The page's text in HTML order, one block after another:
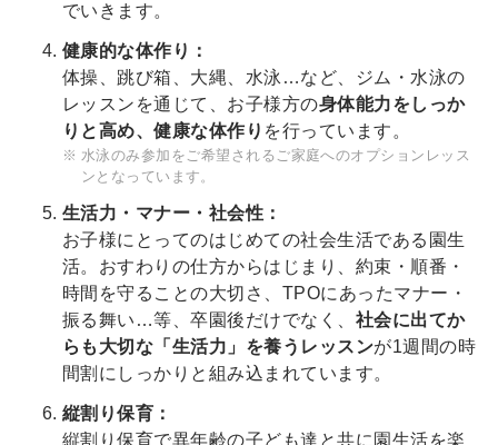
でいきます。
健康的な体作り：
体操、跳び箱、大縄、水泳…など、ジム・水泳の
レッスンを通じて、お子様方の身体能力をしっか
りと高め、健康な体作り を行っています。
水泳のみ参加をご希望されるご家庭へのオプションレッス
ンとなっています。
生活力・マナー・社会性：
お子様にとってのはじめての社会生活である園生
活。おすわりの仕方からはじまり、約束・順番・
時間を守ることの大切さ、TPOにあったマナー・
振る舞い…等、卒園後だけでなく、 社会に出てか
らも大切な「生活力」を養うレッスンが1週間の時
間割にしっかりと組み込まれています。
縦割り保育：
縦割り保育で異年齢の子ども達と共に園生活を楽